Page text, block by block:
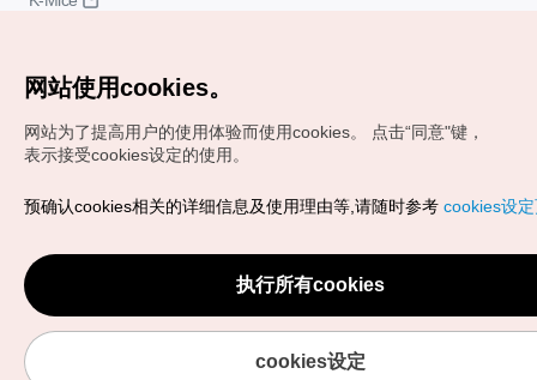
Copyrights (c) 韩国旅游发展局版权所有
VISITKOREA官方邮箱
chnsim@knto.or.kr
网站使用cookies。
网站为了提高用户的使用体验而使用cookies。
点击“同意"键，
表示接受cookies设定的使用。
预确认cookies相关的详细信息及使用理由等,请随时参考 cookies设
执行所有cookies
cookies设定